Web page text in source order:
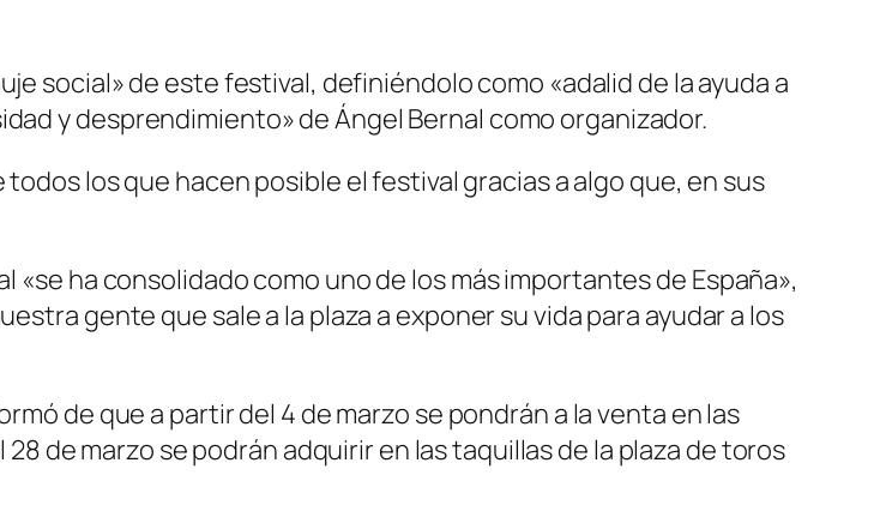
social» de este festival, definiéndolo como «adalid de la ayuda a
y desprendimiento» de Ángel Bernal como organizador.
los que hacen posible el festival gracias a algo que, en sus
ha consolidado como uno de los más importantes de España»,
gente que sale a la plaza a exponer su vida para ayudar a los
de que a partir del 4 de marzo se pondrán a la venta en las
de marzo se podrán adquirir en las taquillas de la plaza de toros